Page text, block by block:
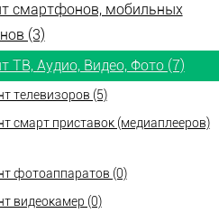
смартфонов, мобильных
(3)
ТВ, Аудио, Видео, Фото (7)
телевизоров (5)
смарт приставок (медиаплееров)
фотоаппаратов (0)
видеокамер (0)